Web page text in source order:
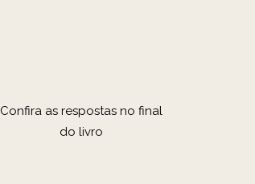
Confira as respostas no final
do livro